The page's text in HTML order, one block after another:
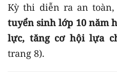
Kỳ thi diễn ra an
tuyển sinh lớp 10 năm
lực, tăng cơ hội lựa
trang 8).